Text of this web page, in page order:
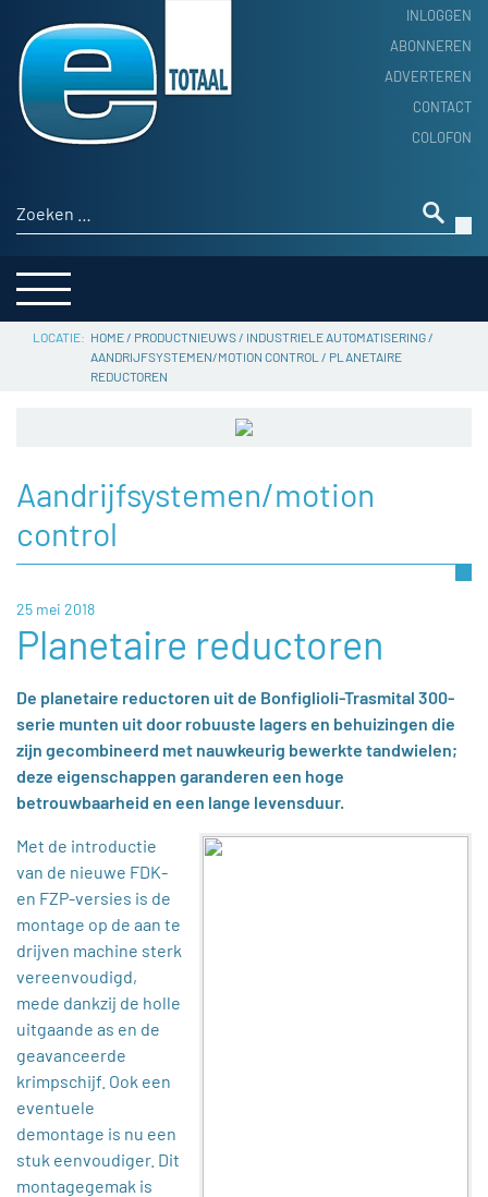
INLOGGEN
ABONNEREN
ADVERTEREN
CONTACT
COLOFON
Zoeken naar:
HOME
PRODUCTNIEUWS
ACHTERGROND
THEMA’S
SERVICE
HOME/ PRODUCTNIEUWS/ INDUSTRIELE AUTOMATISERING/
AANDRIJFSYSTEMEN/MOTION CONTROL / PLANETAIRE
REDUCTOREN
Aandrijfsystemen/motion
control
25 mei 2018
Planetaire reductoren
De planetaire reductoren uit de Bonfiglioli-Trasmital 300-
serie munten uit door robuuste lagers en behuizingen die
zijn gecombineerd met nauwkeurig bewerkte tandwielen;
deze eigenschappen garanderen een hoge
betrouwbaarheid en een lange levensduur.
Met de introductie
van de nieuwe FDK-
en FZP-versies is de
montage op de aan te
drijven machine sterk
vereenvoudigd,
mede dankzij de holle
uitgaande as en de
geavanceerde
krimpschijf. Ook een
eventuele
demontage is nu een
stuk eenvoudiger. Dit
montagegemak is